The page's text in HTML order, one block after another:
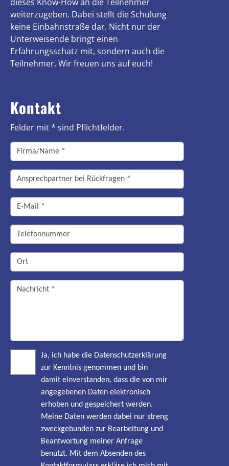
weiterzugeben. Dabei stellt die Schulung
keine Einbahnstraße dar. Nicht nur der
Unterweisende bringt einen
Erfahrungsschatz mit, sondern auch die
Teilnehmer. Wir freuen uns auf euch!
Kontakt
Felder mit * sind Pflichtfelder.
Ja, ich habe die Datenschutzerklärung
zur Kenntnis genommen und bin
damit einverstanden, dass die von mir
angegebenen Daten elektronisch
erhoben und gespeichert werden.
Meine Daten werden dabei nur streng
zweckgebunden zur Bearbeitung und
Beantwortung meiner Anfrage
benutzt. Mit dem Absenden des